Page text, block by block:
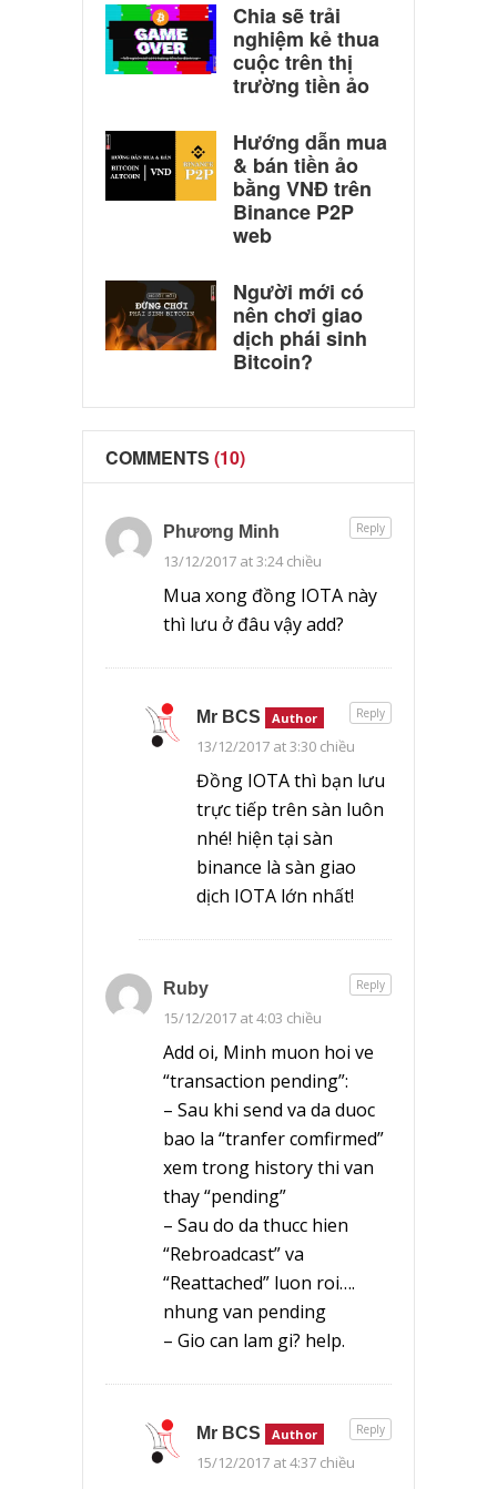
Chia sẽ trải
nghiệm kẻ thua
cuộc trên thị
trường tiền ảo
Hướng dẫn mua
& bán tiền ảo
bằng VNĐ trên
Binance P2P
web
Người mới có
nên chơi giao
dịch phái sinh
Bitcoin?
COMMENTS (10)
Phương Minh
13/12/2017 at 3:24 chiều
Mua xong đồng IOTA này
thì lưu ở đâu vậy add?
Reply
Mr BCS Author
13/12/2017 at 3:30 chiều
Đồng IOTA thì bạn lưu
trực tiếp trên sàn luôn
nhé! hiện tại sàn
binance là sàn giao
dịch IOTA lớn nhất!
Reply
Ruby
15/12/2017 at 4:03 chiều
Add oi, Minh muon hoi ve
“transaction pending”:
– Sau khi send va da duoc
bao la “tranfer comfirmed”
xem trong history thi van
thay “pending”
– Sau do da thucc hien
“Rebroadcast” va
“Reattached” luon roi….
nhung van pending
– Gio can lam gi? help.
Reply
Mr BCS Author
15/12/2017 at 4:37 chiều
Reply